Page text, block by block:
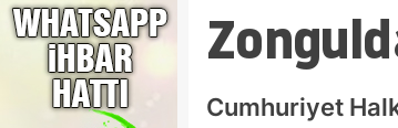
Cumhuriyet